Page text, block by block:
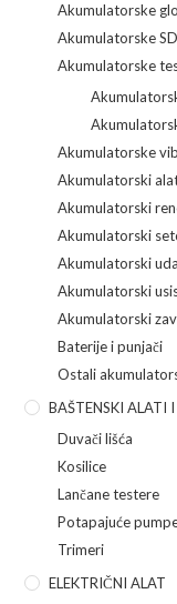
Akumulatorske
Akumulatorske
Akumulatorske
Akumulatorske
Akumulatorski
Akumulatorski
Akumulatorski
Akumulatorski
Akumulatorski
Akumulatorski
Baterije i punjači
Ostali
BAŠTENSKI ALATI
Duvači lišća
Kosilice
Lančane testere
Potapajuće
Trimeri
ELEKTRIČNI ALAT